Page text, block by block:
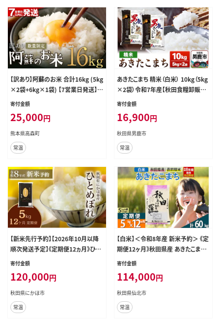
【訳あり】阿蘇のお米 合計16kg (5kg
×2袋+6kg×1袋) 【7営業日発送】
精米 お米 米 おすすめ 人気 ランキン
寄付金額
25,000円
熊本県高森町
常温
あきたこまち 精米（白米） 10kg（5kg
×2袋）令和7年産【秋田食糧卸販売】
[あきたこまち ブランド米 お米 白米
寄付金額
16,900円
秋田県男鹿市
常温
【新米先行予約】【2026年10月以降
順次発送予定】《定期便12ヵ月》ひと
めぼれ 令和8年度産 精米5kg【精米
ご飯 ごはん 秋田 にかほ】
寄付金額
120,000円
秋田県にかほ市
常温
【白米】＜令和8年産 新米予約＞ 《定
期便12ヶ月》秋田県産 あきたこまち
5kg (5kg×1袋)×12回 5キロ お米
米 5kg定期便 お米定期便 白米 あき
たこまち ごはん 米 お米 精米5kg]
寄付金額
114,000円
秋田県仙北市
常温